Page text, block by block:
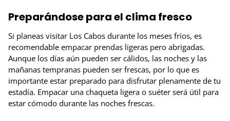
Preparándose para el clima fresco
Si planeas visitar Los Cabos durante los meses fríos, es
recomendable empacar prendas ligeras pero abrigadas.
Aunque los días aún pueden ser cálidos, las noches y las
mañanas tempranas pueden ser frescas, por lo que es
importante estar preparado para disfrutar plenamente de tu
estadía. Empacar una chaqueta ligera o suéter será útil para
estar cómodo durante las noches frescas.